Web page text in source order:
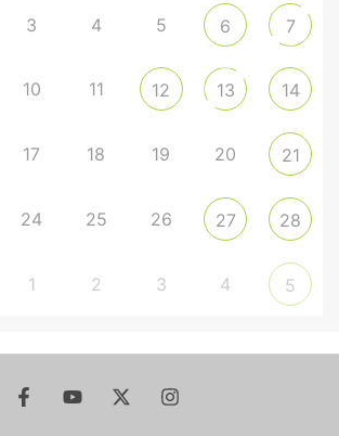
3 4 5 6 7
10 11 12 13 14
17 18 19 20 21
24 25 26 27 28
1 2 3 4 5